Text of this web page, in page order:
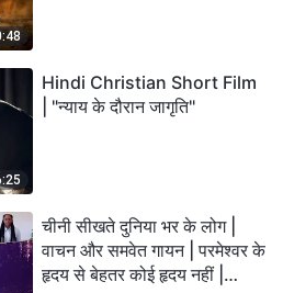
Hindi Christian Short Film
| "न्याय के दौरान जागृति"
चीनी सीखते दुनिया भर के लोग |
वाचन और समवेत गायन | परमेश्वर के
हृदय से बेहतर कोई हृदय नहीं |